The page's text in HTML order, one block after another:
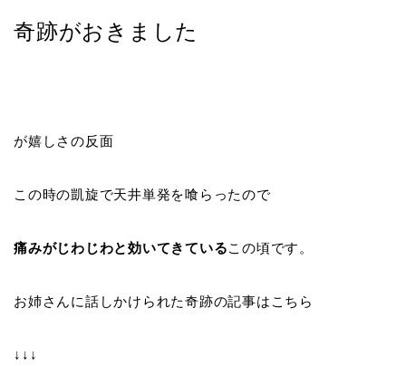
奇跡がおきました
が嬉しさの反面
この時の凱旋で天井単発を喰らったので
痛みがじわじわと効いてきているこの頃です。
お姉さんに話しかけられた奇跡の記事はこちら
↓↓↓